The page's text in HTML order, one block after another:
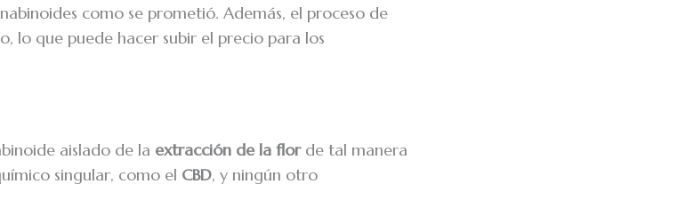
como se prometió. Además, el proceso de
lo que puede hacer subir el precio para los
aislado de la extracción de la florde tal manera
singular, como el CBD, y ningún otro